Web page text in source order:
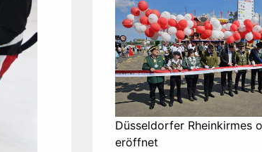
Düsseldorfer Rheinkirmes
eröffnet